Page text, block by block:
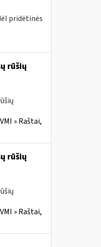
pridėtinės
rūšių
» Raštai,
rūšių
» Raštai,